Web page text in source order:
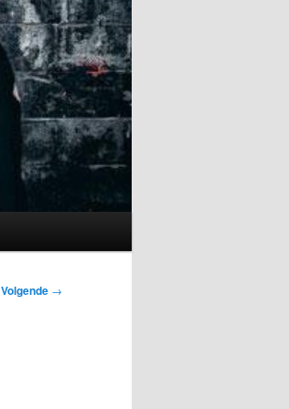
Volgende →